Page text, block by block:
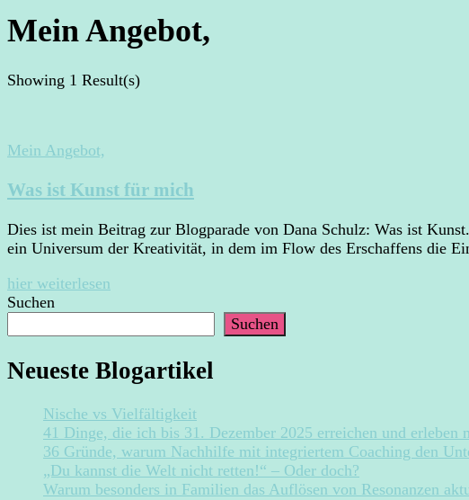
Mein Angebot,
Showing 1 Result(s)
Mein Angebot,
Was ist Kunst für mich
Dies ist mein Beitrag zur Blogparade von Dana Schulz: Was ist
ein Universum der Kreativität, in dem im Flow des Erschaffens die
hier weiterlesen
Suchen
Suchen
Neueste Blogartikel
Nische vs Vielfältigkeit
41 Dinge, die ich bis 31. Dezember 2025 erreichen und erleben
36 Gründe, warum Nachhilfe mit integriertem Coaching den
„Du kannst die Welt nicht retten!“ – Oder doch?
Warum besonders in Familien das Auflösen von Resonanzen